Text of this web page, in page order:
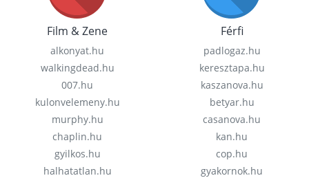
Film & Zene
alkonyat.hu
walkingdead.hu
007.hu
kulonvelemeny.hu
murphy.hu
chaplin.hu
gyilkos.hu
halhatatlan.hu
Férfi
padlogaz.hu
keresztapa.hu
kaszanova.hu
betyar.hu
casanova.hu
kan.hu
cop.hu
gyakornok.hu